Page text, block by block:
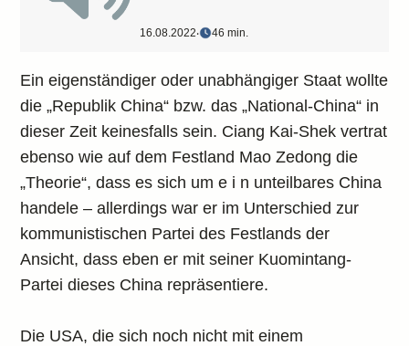
16.08.2022‧ 46 min.
Ein eigenständiger oder unabhängiger Staat wollte
die „Republik China“ bzw. das „National-China“ in
dieser Zeit keinesfalls sein. Ciang Kai-Shek vertrat
ebenso wie auf dem Festland Mao Zedong die
„Theorie“, dass es sich um e i n unteilbares China
handele – allerdings war er im Unterschied zur
kommunistischen Partei des Festlands der
Ansicht, dass eben er mit seiner Kuomintang-
Partei dieses China repräsentiere.
Die USA, die sich noch nicht mit einem